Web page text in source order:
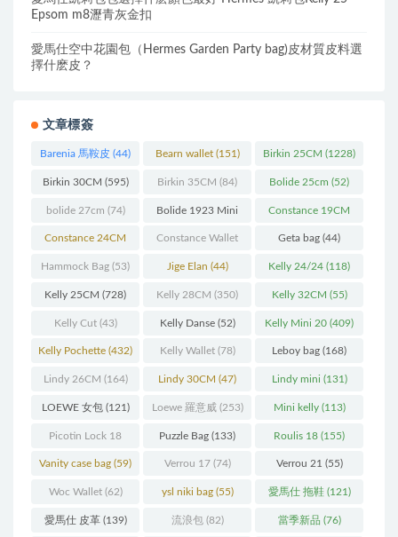
Epsom m8瀝青灰金扣
愛馬仕空中花園包（Hermes Garden Party bag)皮材質皮料選
擇什麽皮？
文章標簽
Barenia 馬鞍皮 (44) Bearn wallet(151) Birkin 25CM (1228)
Birkin 30CM (595) Birkin 35CM (84) Bolide 25cm (52)
bolide 27cm (74) Bolide 1923 Mini
(93)
Constance 19CM
(571)
Constance 24CM
(216)
Constance Wallet
(60)
Geta bag (44)
Hammock Bag (53) Jige Elan (44) Kelly 24/24 (118)
Kelly 25CM (728) Kelly 28CM (350) Kelly 32CM (55)
Kelly Cut(43) Kelly Danse(52) Kelly Mini 20 (409)
Kelly Pochette (432) Kelly Wallet(78) Leboy bag (168)
Lindy 26CM (164) Lindy 30CM (47) Lindy mini (131)
LOEWE 女包(121) Loewe 羅意威(253) Mini kelly(113)
Picotin Lock 18
(202)
Puzzle Bag (133) Roulis 18 (155)
Vanity case bag (59) Verrou 17(74) Verrou 21 (55)
Woc Wallet(62) ysl niki bag(55) 愛馬仕 拖鞋(121)
愛馬仕 皮革(139) 流浪包(82) 當季新品 (76)